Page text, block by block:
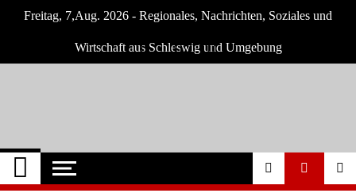
Freitag, 7,Aug. 2026 - Regionales, Nachrichten, Soziales und
Wirtschaft aus Schleswig und Umgebung
Schleswig Szene
Neuigkeiten und Nachrichten aus Schleswig
und Umgebung